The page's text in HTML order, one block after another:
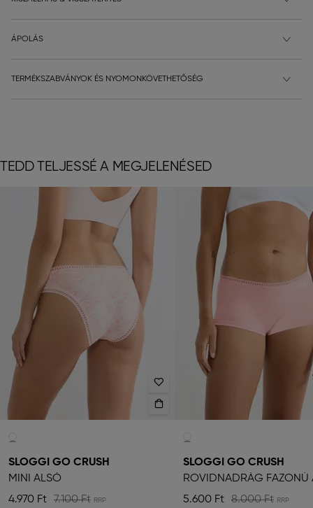
ÁPOLÁS
TERMÉKSZABVÁNYOK ÉS NYOMONKÖVETHETŐSÉG
TEDD TELJESSÉ A MEGJELENÉSED
SLOGGI GO CRUSH
MINI ALSÓ
4.970 Ft
7.100 Ft
SLOGGI GO CRUSH
RÖVIDNADRÁG FAZONÚ
5.600 Ft
8.000 Ft